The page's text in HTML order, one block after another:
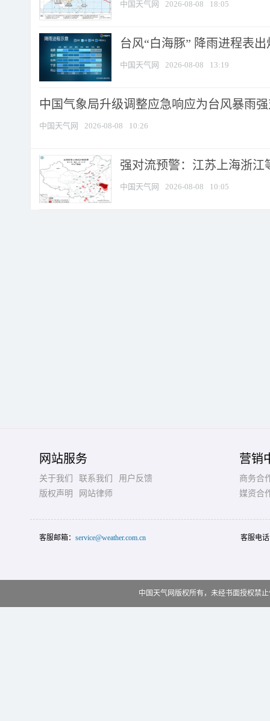
中国天气网 2026-08-08 18:05
台风“白海豚” 降雨进程表
中国天气网 2026-08-08 13:19
中国气象局升级调整应急响应为台风暴雨
中国天气网 2026-08-08 10:26
强对流预警：江苏上海浙江
中国天气网 2026-08-08 10:05
网站服务
关于我们 联系我们
用户反馈
版权声明
网站律师
营销
商务合
媒资合
客服邮箱： service@weather.com.cn 客服电
中国天气网版权所有，未经书面授权